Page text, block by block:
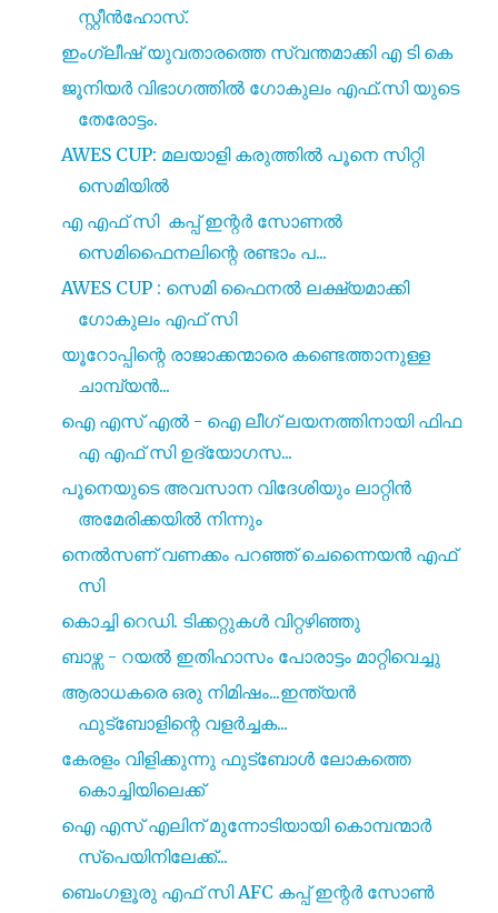
സ്റ്റീൻഹോസ്.
ഇംഗ്ലീഷ് യുവതാരത്തെ സ്വന്തമാക്കി എ ടി കെ
ജൂനിയർ വിഭാഗത്തിൽ ഗോകുലം എഫ്.സി യുടെ
തേരോട്ടം.
AWES CUP: മലയാളി കരുത്തിൽ പൂനെ സിറ്റി
സെമിയിൽ
എ എഫ് സി കപ്പ് ഇന്റർ സോണൽ
സെമിഫൈനലിന്റെ രണ്ടാം പ...
AWES CUP : സെമി ഫൈനൽ ലക്ഷ്യമാക്കി
ഗോകുലം എഫ് സി
യൂറോപ്പിന്റെ രാജാക്കന്മാരെ കണ്ടെത്താനുള്ള
ചാമ്പ്യൻ...
ഐ എസ് എൽ - ഐ ലീഗ് ലയനത്തിനായി ഫിഫ
എ എഫ് സി ഉദ്യോഗസ...
പൂനെയുടെ അവസാന വിദേശിയും ലാറ്റിൻ
അമേരിക്കയിൽ നിന്നും
നെൽസണ് വണക്കം പറഞ്ഞ് ചെന്നൈയൻ എഫ്
സി
കൊച്ചി റെഡി. ടിക്കറ്റുകൾ വിറ്റഴിഞ്ഞു
ബാഴ്സ - റയൽ ഇതിഹാസം പോരാട്ടം മാറ്റിവെച്ചു
ആരാധകരെ ഒരു നിമിഷം...ഇന്ത്യൻ
ഫുട്‍ബോളിന്റെ വളർച്ചക...
കേരളം വിളിക്കുന്നു ഫുട്‍ബോൾ ലോകത്തെ
കൊച്ചിയിലെക്ക്
ഐ എസ് എലിന് മുന്നോടിയായി കൊമ്പന്മാർ
സ്പെയിനിലേക്ക്...
ബെംഗളൂരു എഫ് സി AFC കപ്പ് ഇന്റർ സോൺ